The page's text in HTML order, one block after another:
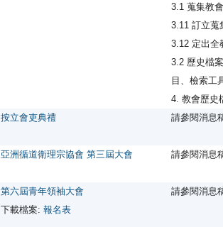
3.1 蒐集教
3.11 訂立蒐
3.12 定出全
3.2 歷史檔
目、檢索工
4. 教會歷
按立會吏典禮 請參閱消息
亞洲循道衛理宗協會 第三屆大會 請參閱消息
第六屆青年領袖大會
下載檔案: 報名表
請參閱消息